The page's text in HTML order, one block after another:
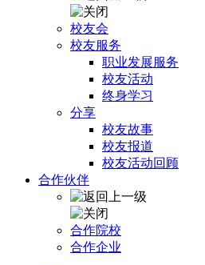
校友会
校友服务
职业发展服务
校友活动
终身学习
分享
校友故事
校友报道
校友活动回顾
合作伙伴
合作院校
合作企业